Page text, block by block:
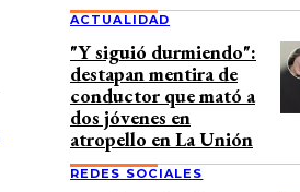
ACTUALIDAD
"Y siguió durmiendo":
destapan mentira de
conductor que mató a
dos jóvenes en
atropello en La Unión
REDES SOCIALES